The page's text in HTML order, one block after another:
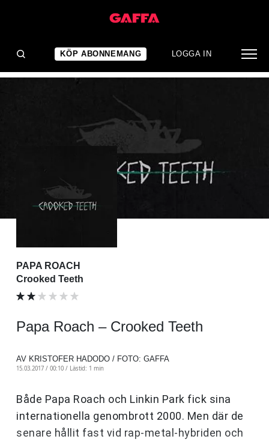
KÖP ABONNEMANG LOGGA IN
ALBUMRECENSION
13 mello-värdiga bidrag
PAPA ROACH
Crooked Teeth
Papa Roach – Crooked Teeth
AV KRISTOFER HADODO / FOTO: GAFFA
15.03.2017 / 00:10 / Lästid: 1 min
Både Papa Roach och Linkin Park fick sina
internationella genombrott 2000. Men där de
senare hållit fast vid rap-metal-hybriden och